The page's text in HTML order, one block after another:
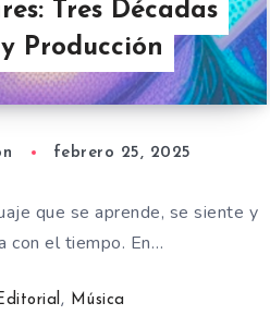
Tres Décadas
Producción
febrero 25, 2025
que se aprende, se siente y
con el tiempo. En…
, Música